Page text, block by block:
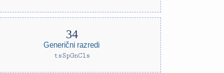
Generični razredi
tsSpGnCls